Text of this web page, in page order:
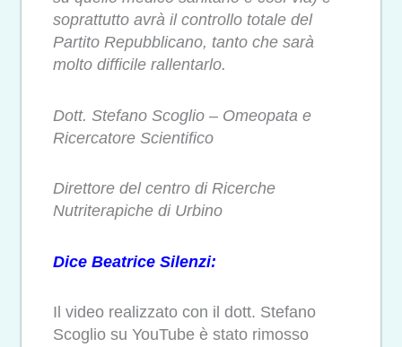
soprattutto avrà il controllo totale del
Partito Repubblicano, tanto che sarà
molto difficile rallentarlo.
Dott. Stefano Scoglio – Omeopata e
Ricercatore Scientifico
Direttore del centro di Ricerche
Nutriterapiche di Urbino
Dice Beatrice Silenzi:
Il video realizzato con il dott. Stefano
Scoglio su YouTube è stato rimosso